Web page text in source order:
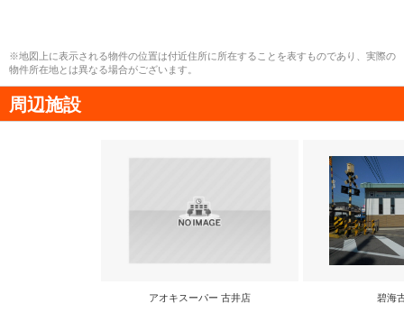
※地図上に表示される物件の位置は付近住所に所在することを表すものであり、実際の
物件所在地とは異なる場合がございます。
周辺施設
アオキスーパー 古井店 碧海